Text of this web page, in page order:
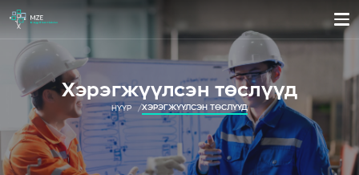
Хэрэгжүүлсэн төслүүд
НҮҮР ХЭРЭГЖҮҮЛСЭН ТӨСЛҮҮД